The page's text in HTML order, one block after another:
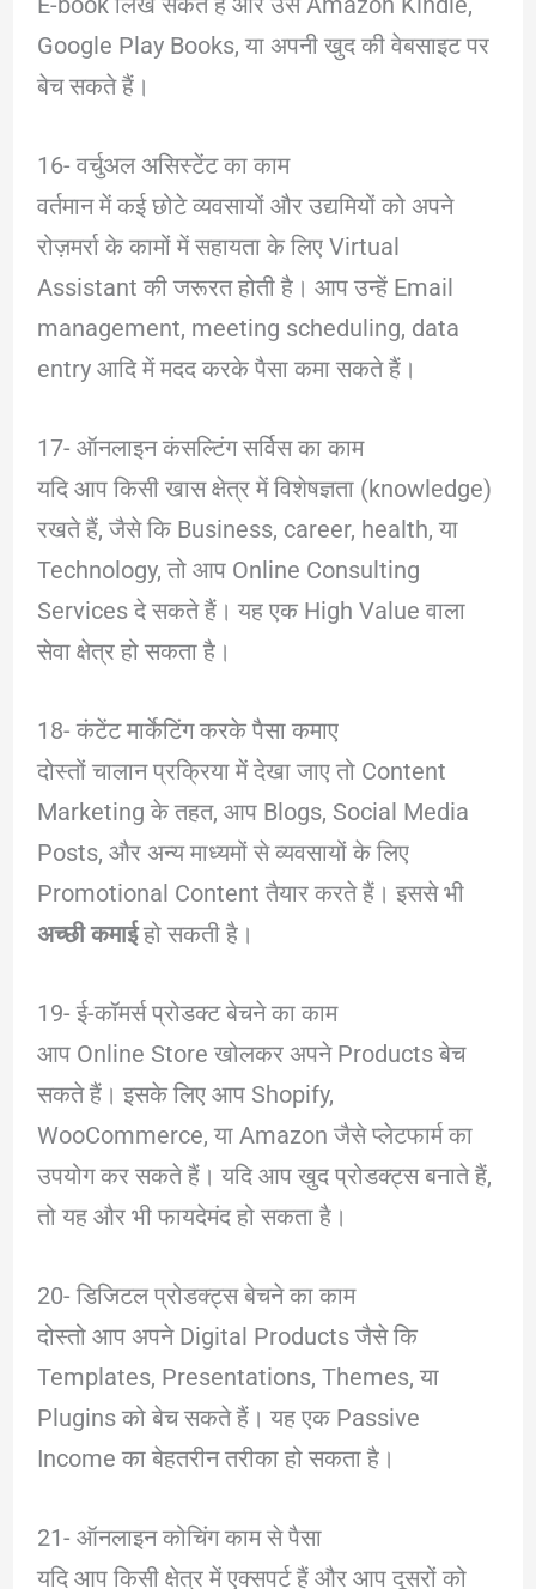
Google Play Books, या अपनी खुद की वेबसाइट पर
बेच सकते हैं।
16- वर्चुअल असिस्टेंट का काम
वर्तमान में कई छोटे व्यवसायों और उद्यमियों को अपने
रोज़मर्रा के कामों में सहायता के लिए Virtual
Assistant की जरूरत होती है। आप उन्हें Email
management, meeting scheduling, data
entry आदि में मदद करके पैसा कमा सकते हैं।
17- ऑनलाइन कंसल्टिंग सर्विस का काम
यदि आप किसी खास क्षेत्र में विशेषज्ञता (knowledge)
रखते हैं, जैसे कि Business, career, health, या
Technology, तो आप Online Consulting
Services दे सकते हैं। यह एक High Value वाला
सेवा क्षेत्र हो सकता है।
18- कंटेंट मार्केटिंग करके पैसा कमाए
दोस्तों चालान प्रक्रिया में देखा जाए तो Content
Marketing के तहत, आप Blogs, Social Media
Posts, और अन्य माध्यमों से व्यवसायों के लिए
Promotional Content तैयार करते हैं। इससे भी
अच्छी कमाईहो सकती है।
19- ई-कॉमर्स प्रोडक्ट बेचने का काम
आप Online Store खोलकर अपने Products बेच
सकते हैं। इसके लिए आप Shopify,
WooCommerce, या Amazon जैसे प्लेटफार्म का
उपयोग कर सकते हैं। यदि आप खुद प्रोडक्ट्स बनाते हैं,
तो यह और भी फायदेमंद हो सकता है।
20- डिजिटल प्रोडक्ट्स बेचने का काम
दोस्तो आप अपने Digital Products जैसे कि
Templates, Presentations, Themes, या
Plugins को बेच सकते हैं। यह एक Passive
Income का बेहतरीन तरीका हो सकता है।
21- ऑनलाइन कोचिंग काम से पैसा
यदि आप किसी क्षेत्र में एक्सपर्ट हैं और आप दूसरों को